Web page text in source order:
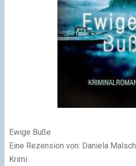
Ewige Buße
Eine Rezension von: Daniela Malsch
Krimi